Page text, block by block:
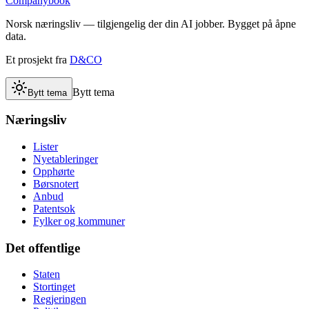
Norsk næringsliv — tilgjengelig der din AI jobber. Bygget på åpne
data.
Et prosjekt fra D&CO
Bytt tema Bytt tema
Næringsliv
Lister
Nyetableringer
Opphørte
Børsnotert
Anbud
Patentsok
Fylker og kommuner
Det offentlige
Staten
Stortinget
Regjeringen